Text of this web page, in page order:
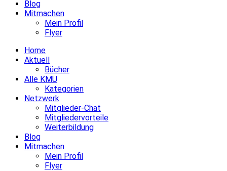
Blog
Mitmachen
Mein Profil
Flyer
Home
Aktuell
Bücher
Alle KMU
Kategorien
Netzwerk
Mitglieder-Chat
Mitgliedervorteile
Weiterbildung
Blog
Mitmachen
Mein Profil
Flyer